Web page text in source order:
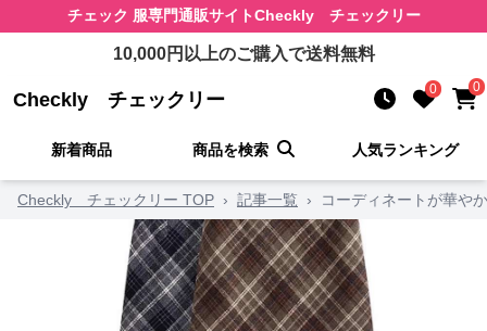
チェック 服専門通販サイトCheckly チェックリー
10,000円以上のご購入で送料無料
Checkly チェックリー 0 0
新着商品 商品を検索 人気ランキング
Checkly チェックリー TOP › 記事一覧 › コーディネートが華や